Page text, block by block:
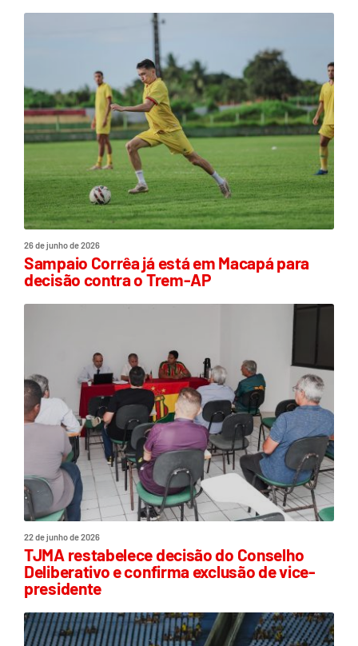
26 de junho de 2026
Sampaio Corrêa já está em Macapá para
decisão contra o Trem-AP
22 de junho de 2026
TJMA restabelece decisão do Conselho
Deliberativo e confirma exclusão de vice-
presidente